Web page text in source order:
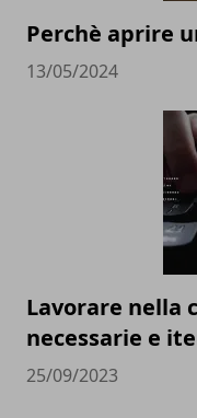
Perchè aprire
13/05/2024
Lavorare nella
necessarie e
25/09/2023